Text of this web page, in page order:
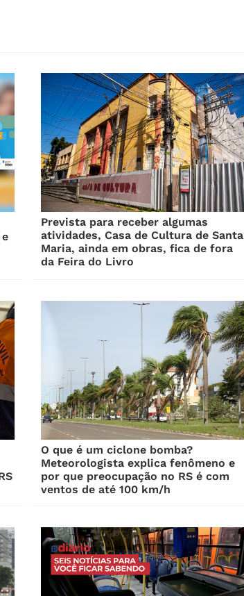
Prevista para receber algumas
atividades, Casa de Cultura de Santa
Maria, ainda em obras, fica de fora
da Feira do Livro
O que é um ciclone bomba?
Meteorologista explica fenômeno e
por que preocupação no RS é com
ventos de até 100 km/h